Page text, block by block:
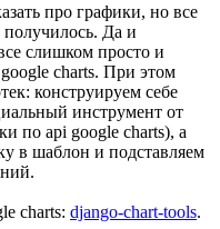
про графики, но все
Да и
слишком просто и
charts. При этом
конструируем себе
инструмент от
по api google charts), а
в шаблон и подставляем
charts: django-chart-tools.